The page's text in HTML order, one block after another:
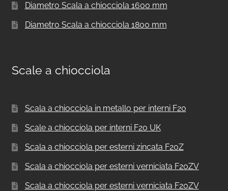
Diametro Scala a chiocciola 1600 mm
Diametro Scala a chiocciola 1800 mm
Scale a chiocciola
Scala a chiocciola in metallo per interni F20
Scale a chiocciola per interni F20 UK
Scala a chiocciola per esterni zincata F20Z
Scala a chiocciola per esterni verniciata F20ZV
Scala a chiocciola per esterni verniciata F20ZV